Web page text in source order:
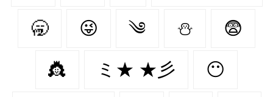
🥱 😜 ༄ ⛄ 😨
👸 ミ★ ★彡 😶‍